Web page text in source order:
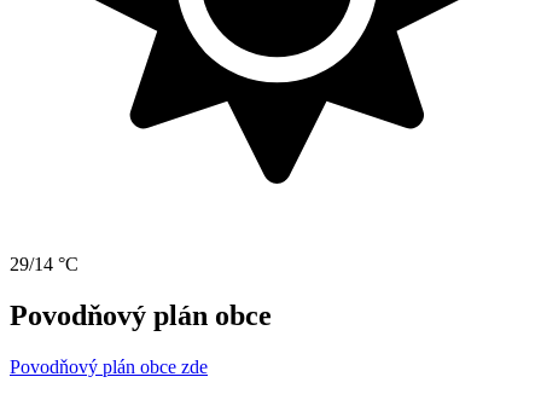
29/14 °C
Povodňový plán obce
Povodňový plán obce zde